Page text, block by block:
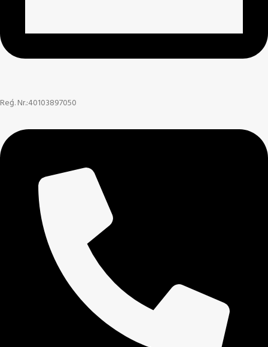
Reģ. Nr.:40103897050